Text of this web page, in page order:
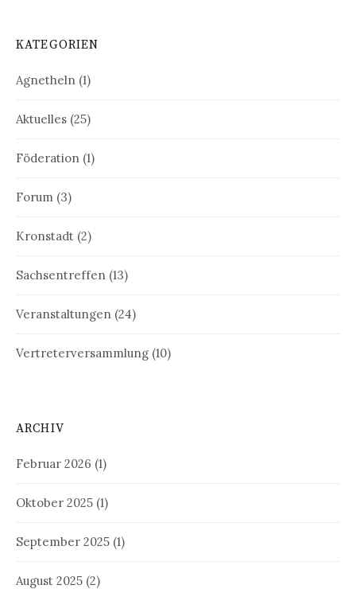
KATEGORIEN
Agnetheln (1)
Aktuelles (25)
Föderation (1)
Forum (3)
Kronstadt (2)
Sachsentreffen (13)
Veranstaltungen (24)
Vertreterversammlung (10)
ARCHIV
Februar 2026 (1)
Oktober 2025 (1)
September 2025 (1)
August 2025 (2)